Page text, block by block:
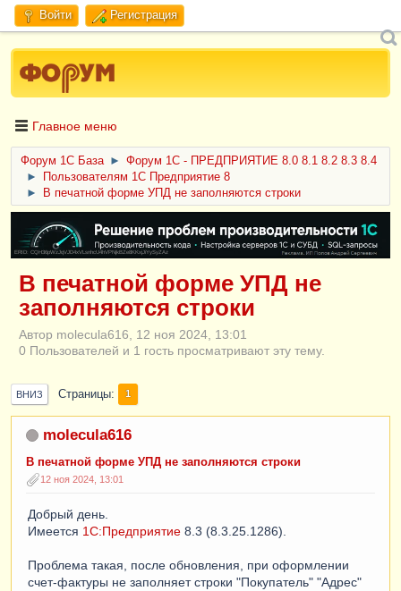
Войти Регистрация
Главное меню
Форум 1C База ►
Форум 1С - ПРЕДПРИЯТИЕ 8.0 8.1 8.2 8.3 8.4
►
Пользователям 1С Предприятие 8
►
В печатной форме УПД не заполняются строки
ERID: CQH36pWzJqVJD4xVLsnhcU4hVPNjkBZe8KKxjJiYySyZAz
В печатной форме УПД не
заполняются строки
Автор molecula616, 12 ноя 2024, 13:01
0 Пользователей и 1 гость просматривают эту тему.
ВНИЗ Страницы 1
molecula616
В печатной форме УПД не заполняются строки
12 ноя 2024, 13:01
Добрый день.
Имеется 1С:Предприятие 8.3 (8.3.25.1286).
Проблема такая, после обновления, при оформлении
счет-фактуры не заполняет строки "Покупатель" "Адрес"